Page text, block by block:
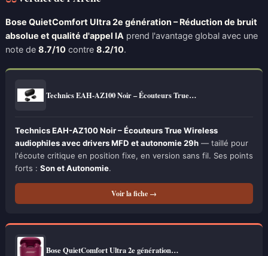
Bose QuietComfort Ultra 2e génération – Réduction de bruit
absolue et qualité d'appel IA prend l'avantage global avec une
note de 8.7/10 contre 8.2/10.
Technics EAH-AZ100 Noir – Écouteurs True…
Technics EAH-AZ100 Noir – Écouteurs True Wireless
audiophiles avec drivers MFD et autonomie 29h — taillé pour
l'écoute critique en position fixe, en version sans fil. Ses points
forts : Son et Autonomie.
Voir la fiche →
Bose QuietComfort Ultra 2e génération…